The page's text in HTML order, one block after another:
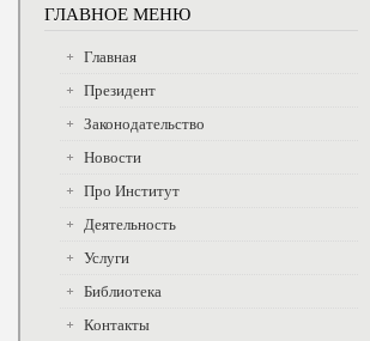
ГЛАВНОЕ МЕНЮ
Главная
Президент
Законодательство
Новости
Про Институт
Деятельность
Услуги
Библиотека
Контакты